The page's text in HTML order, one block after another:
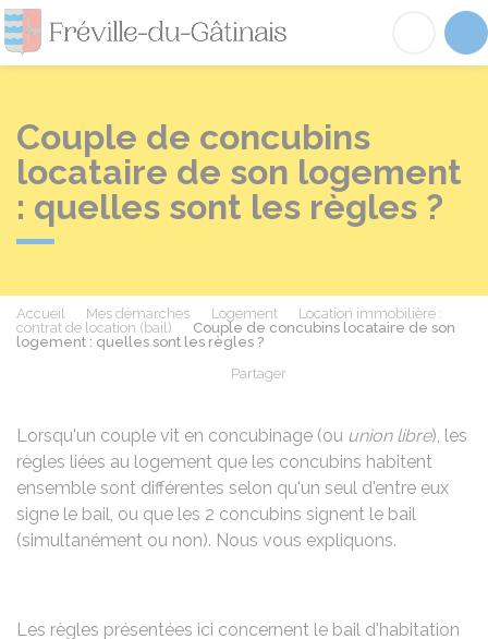
Fréville-du-
Couple de concubins
locataire de son logement
: quelles sont les règles ?
Accueil Mes démarches Logement
Location immobilière :
contrat de location (bail)
Couple de concubins locataire de son
logement : quelles sont les règles ?
Partager
Lorsqu'un couple vit en concubinage (ou union libre), les
règles liées au logement que les concubins habitent
ensemble sont différentes selon qu'un seul d'entre eux
signe le bail, ou que les 2 concubins signent le bail
(simultanément ou non). Nous vous expliquons.
Les règles présentées ici concernent le bail d'habitation